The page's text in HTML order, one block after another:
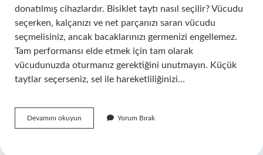
donatılmış cihazlardır. Bisiklet taytı nasıl seçilir? Vücudu
seçerken, kalçanızı ve net parçanızı saran vücudu
seçmelisiniz, ancak bacaklarınızı germenizi engellemez.
Tam performansı elde etmek için tam olarak
vücudunuzda oturmanız gerektiğini unutmayın. Küçük
taytlar seçerseniz, sel ile hareketliliğinizi…
Devamını okuyun
Taytı
Yorum Bırak